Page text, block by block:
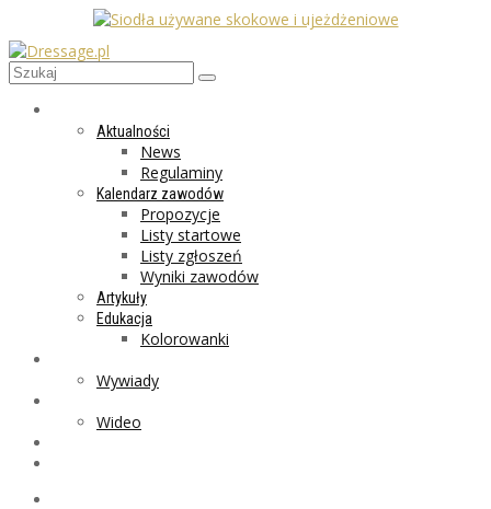
Aktualności
News
Regulaminy
Kalendarz zawodów
Propozycje
Listy startowe
Listy zgłoszeń
Wyniki zawodów
Artykuły
Edukacja
Kolorowanki
Wywiady
Wideo